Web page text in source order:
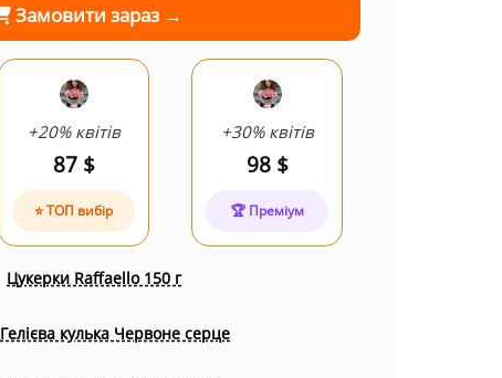
Замовити зараз →
+20% квітів
87 $
⭐ ТОП вибір
+30% квітів
98 $
🏆 Преміум
Цукерки Raffaello 150 г
Гелієва кулька Червоне серце